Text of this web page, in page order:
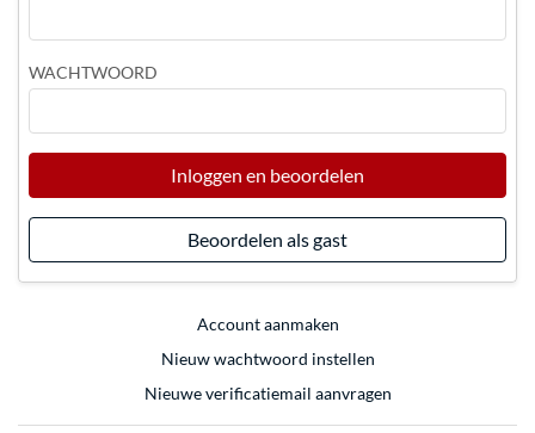
WACHTWOORD
Inloggen en beoordelen
Beoordelen als gast
Account aanmaken
Nieuw wachtwoord instellen
Nieuwe verificatiemail aanvragen